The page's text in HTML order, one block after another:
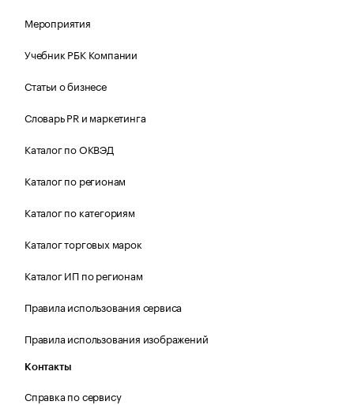
Мероприятия
Учебник РБК Компании
Статьи о бизнесе
Словарь PR и маркетинга
Каталог по ОКВЭД
Каталог по регионам
Каталог по категориям
Каталог торговых марок
Каталог ИП по регионам
Правила использования сервиса
Правила использования изображений
Контакты
Справка по сервису